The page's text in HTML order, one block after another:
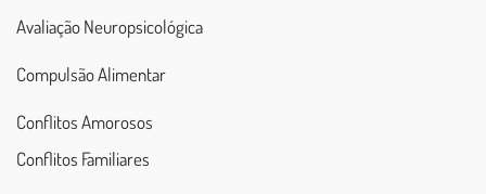
Avaliação Neuropsicológica
Compulsão Alimentar
Conflitos Amorosos
Conflitos Familiares